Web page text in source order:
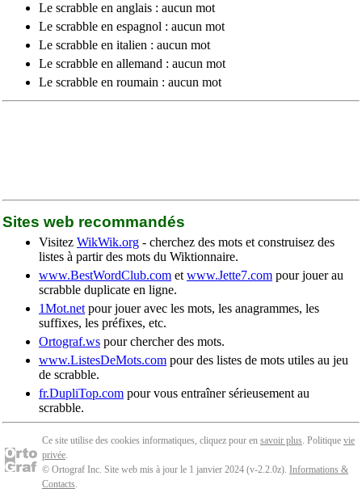
Le scrabble en anglais : aucun mot
Le scrabble en espagnol : aucun mot
Le scrabble en italien : aucun mot
Le scrabble en allemand : aucun mot
Le scrabble en roumain : aucun mot
Sites web recommandés
Visitez WikWik.org - cherchez des mots et construisez des
listes à partir des mots du Wiktionnaire.
www.BestWordClub.com et www.Jette7.com pour jouer au
scrabble duplicate en ligne.
1Mot.net pour jouer avec les mots, les anagrammes, les
suffixes, les préfixes, etc.
Ortograf.ws pour chercher des mots.
www.ListesDeMots.com pour des listes de mots utiles au jeu
de scrabble.
fr.DupliTop.com pour vous entraîner sérieusement au
scrabble.
Ce site utilise des cookies informatiques, cliquez pour en savoir plus. Politique vie
privée.
© Ortograf Inc. Site web mis à jour le 1 janvier 2024 (v-2.2.0z). Informations &
Contacts.